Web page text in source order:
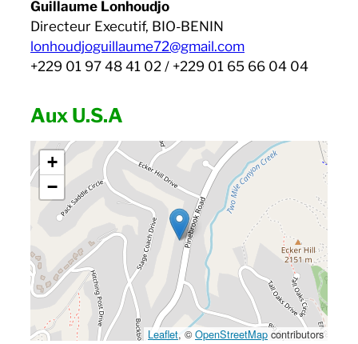
Guillaume Lonhoudjo
Directeur Executif, BIO-BENIN
lonhoudjoguillaume72@gmail.com
+229 01 97 48 41 02 / +229 01 65 66 04 04
Aux U.S.A
+
−
Leaflet, © OpenStreetMap contributors